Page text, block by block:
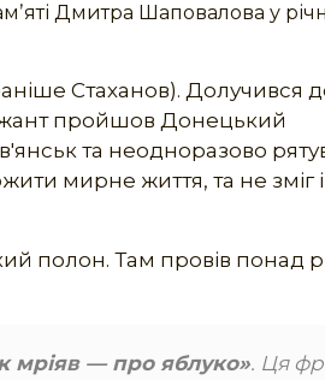
Дмитра Шаповалова у
Стаханов). Долучився
пройшов Донецький
та неодноразово
мирне життя, та не зміг і
полон. Там провів понад
мріяв — про яблуко». Ця